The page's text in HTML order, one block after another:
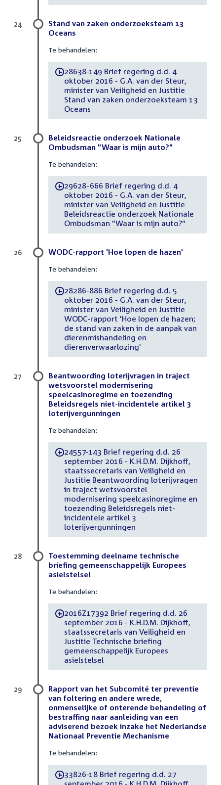
Stand van zaken onderzoeksteam 13
Oceans
Te behandelen:
-28638-149 Brief regering d.d. 4
oktober 2016 - G.A. van der Steur,
minister van Veiligheid en Justitie
Stand van zaken onderzoeksteam 13
Oceans
24
Beleidsreactie onderzoek Nationale
Ombudsman "Waar is mijn auto?"
Te behandelen:
-29628-666 Brief regering d.d. 4
oktober 2016 - G.A. van der Steur,
minister van Veiligheid en Justitie
Beleidsreactie onderzoek Nationale
Ombudsman "Waar is mijn auto?"
25
WODC-rapport 'Hoe lopen de hazen'
Te behandelen:
-28286-886 Brief regering d.d. 5
oktober 2016 - G.A. van der Steur,
minister van Veiligheid en Justitie
WODC-rapport 'Hoe lopen de hazen;
de stand van zaken in de aanpak van
dierenmishandeling en
dierenverwaarlozing'
26
Beantwoording loterijvragen in traject
wetsvoorstel modernisering
speelcasinoregime en toezending
Beleidsregels niet-incidentele artikel 3
loterijvergunningen
Te behandelen:
-24557-143 Brief regering d.d. 26
september 2016 - K.H.D.M. Dijkhoff,
staatssecretaris van Veiligheid en
Justitie Beantwoording loterijvragen
in traject wetsvoorstel
modernisering speelcasinoregime en
toezending Beleidsregels niet-
incidentele artikel 3
loterijvergunningen
27
Toestemming deelname technische
briefing gemeenschappelijk Europees
asielstelsel
Te behandelen:
-2016Z17392 Brief regering d.d. 26
september 2016 - K.H.D.M. Dijkhoff,
staatssecretaris van Veiligheid en
Justitie Technische briefing
gemeenschappelijk Europees
asielstelsel
28
Rapport van het Subcomité ter preventie
van foltering en andere wrede,
onmenselijke of onterende behandeling of
bestraffing naar aanleiding van een
adviserend bezoek inzake het Nederlandse
Nationaal Preventie Mechanisme
Te behandelen:
-33826-18 Brief regering d.d. 27
29